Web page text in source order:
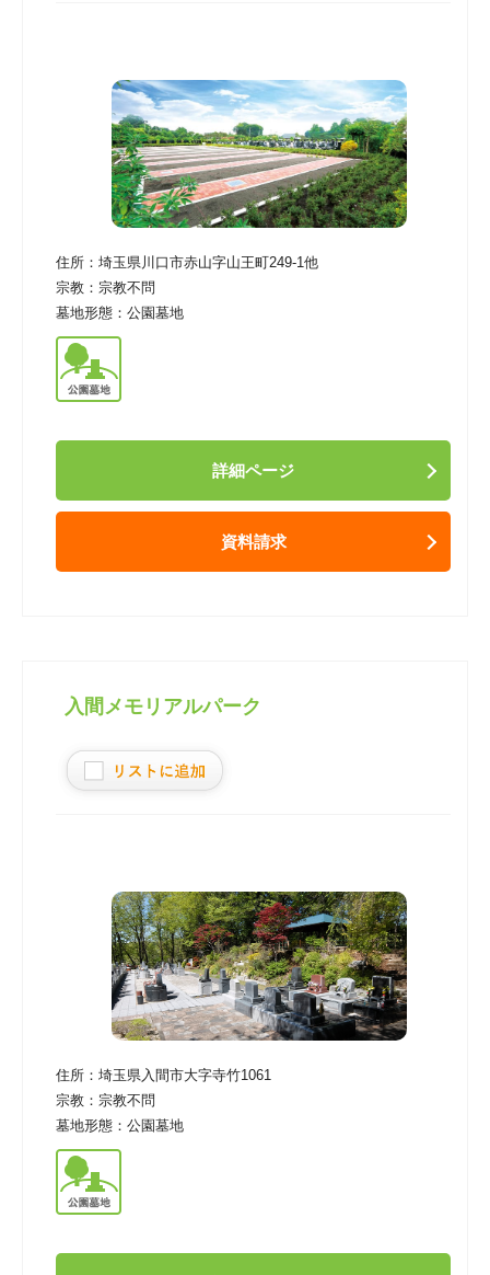
住所： 埼玉県川口市赤山字山王町249-1他
宗教： 宗教不問
墓地形態： 公園墓地
詳細ページ
資料請求
入間メモリアルパーク
住所： 埼玉県入間市大字寺竹1061
宗教： 宗教不問
墓地形態： 公園墓地